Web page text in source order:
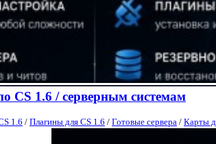
CS 1.6 / серверным системам
1.6 / Плагины для CS 1.6 / Готовые сервера / Карты